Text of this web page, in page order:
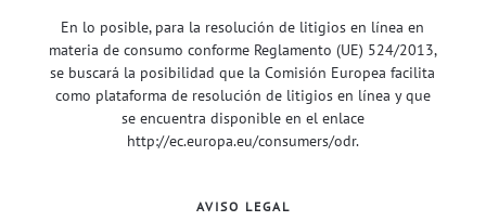
En lo posible, para la resolución de litigios en línea en
materia de consumo conforme Reglamento (UE) 524/2013,
se buscará la posibilidad que la Comisión Europea facilita
como plataforma de resolución de litigios en línea y que
se encuentra disponible en el enlace
http://ec.europa.eu/consumers/odr.
AVISO LEGAL